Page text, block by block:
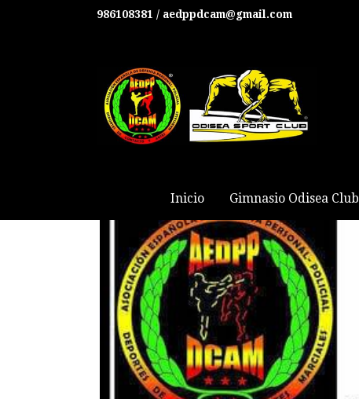
986108381 / aedppdcam@gmail.com
Inicio Gimnasio Odisea Club